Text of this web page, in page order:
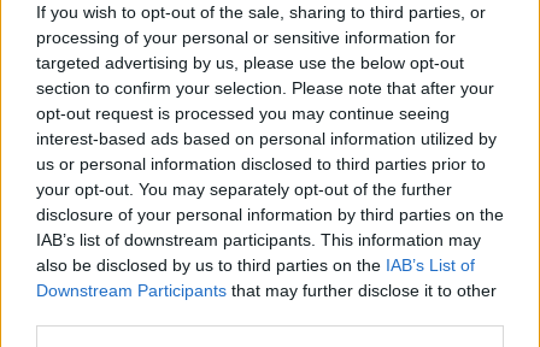
If you wish to opt-out of the sale, sharing to third parties, or
processing of your personal or sensitive information for
targeted advertising by us, please use the below opt-out
section to confirm your selection. Please note that after your
opt-out request is processed you may continue seeing
interest-based ads based on personal information utilized by
us or personal information disclosed to third parties prior to
your opt-out. You may separately opt-out of the further
disclosure of your personal information by third parties on the
IAB’s list of downstream participants. This information may
also be disclosed by us to third parties on the IAB’s List of
Downstream Participants that may further disclose it to other
2026/2027.
Hittills har BIK Karlskoga inte haft möjlighet att
kommunicera kring förändringen, men nu kan klubben
berätta mer om vad som väntar.
– Inför seriepremiären kommer en helt ny app,
tillsammans med en ny hemsida, att lanseras. Ligan har
tillsammans med klubbarna tagit fram en modern
plattform för framtiden. I samband med detta har den